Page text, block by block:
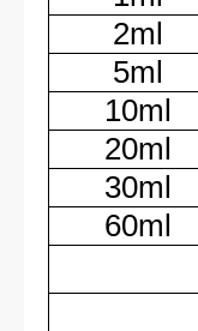
2ml
5ml
10ml
20ml
30ml
60ml